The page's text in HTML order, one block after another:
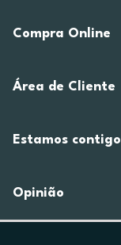
Compra Online
Área de Cliente
Estamos contigo
Opinião